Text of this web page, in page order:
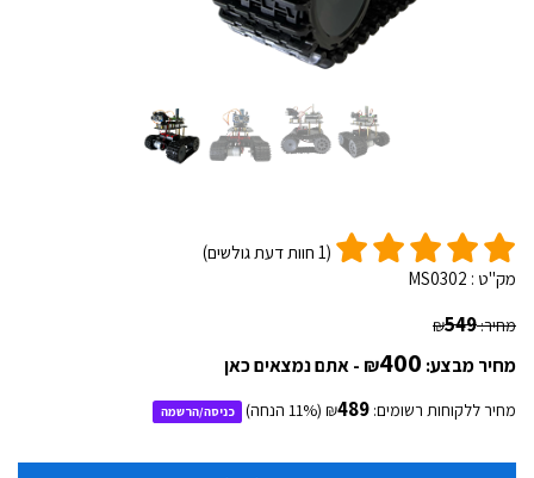
(
1 חוות דעת גולשים)
מק"ט : MS0302
מחיר: ₪549
מחיר מבצע: ₪400 - אתם נמצאים כאן
מחיר ללקוחות רשומים: ₪489
(
11% הנחה) כניסה/הרשמה